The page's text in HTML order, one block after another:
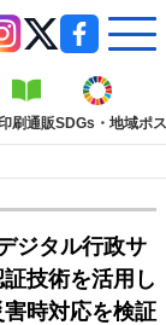
刷通販SDGs・地域ポ
ンツ
ジタル行政サ
技術を活用し
時対応を検証